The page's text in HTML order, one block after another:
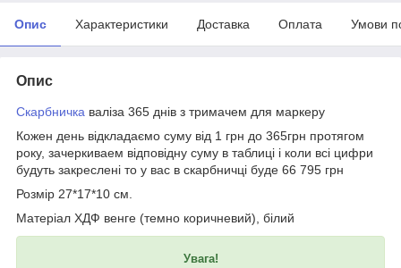
Опис Характеристики Доставка Оплата Умови
Опис
Скарбничка валіза 365 днів з тримачем для маркеру
Кожен день відкладаємо суму від 1 грн до 365грн протягом
року, зачеркиваем відповідну суму в таблиці і коли всі цифри
будуть закреслені то у вас в скарбничці буде 66 795 грн
Розмір 27*17*10 см.
Матеріал ХДФ венге (темно коричневий), білий
Увага!